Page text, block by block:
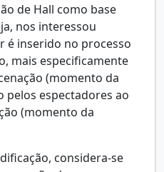
de Hall como base
nos interessou
é inserido no processo
mais especificamente
(momento da
pelos espectadores ao
(momento da
considera-se